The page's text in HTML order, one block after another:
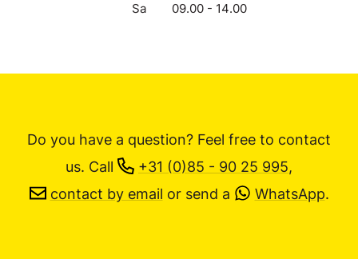
Sa
09.00 - 14.00
Do you have a question? Feel free to contact
us. Call +31 (0)85 - 90 25 995,
contact by email or send a WhatsApp.